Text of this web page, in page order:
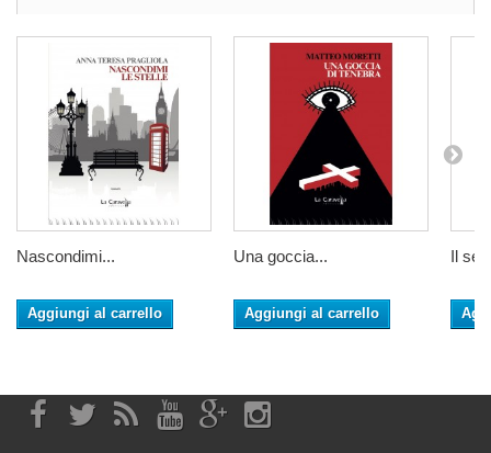
Nascondimi...
Aggiungi al carrello
Una goccia...
Aggiungi al carrello
Il